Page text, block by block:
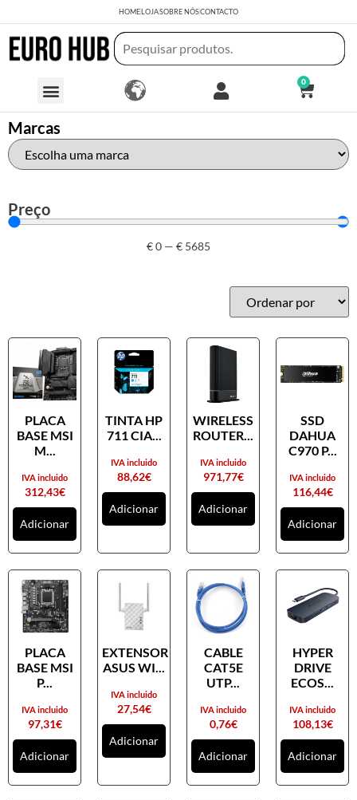
HOMELOJASOBRE NÓSCONTACTO
0
Marcas
Preço
€0 — € 5685
PLACA
BASE MSI
M...
312,43€
IVA incluido
Adicionar
TINTA HP
711 CIA...
88,62€
IVA incluido
Adicionar
WIRELESS
ROUTER...
971,77€
IVA incluido
Adicionar
SSD
DAHUA
C970 P...
116,44€
IVA incluido
Adicionar
PLACA
BASE MSI
P...
97,31€
IVA incluido
Adicionar
EXTENSOR
ASUS WI...
27,54€
IVA incluido
Adicionar
CABLE
CAT5E
UTP...
0,76€
IVA incluido
Adicionar
HYPER
DRIVE
ECOS...
108,13€
IVA incluido
Adicionar